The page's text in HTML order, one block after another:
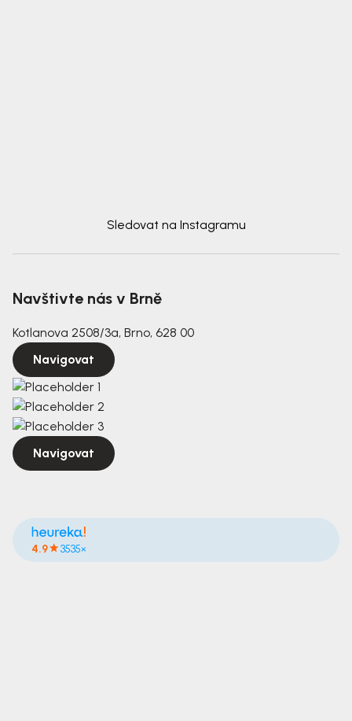
Sledovat na Instagramu
Navštivte nás v Brně
Kotlanova 2508/3a, Brno, 628 00
Navigovat
Navigovat
4.9 3535×